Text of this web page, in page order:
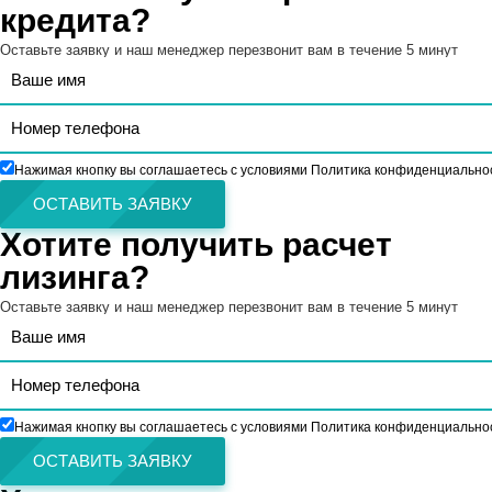
кредита?
Оставьте заявку и наш менеджер перезвонит вам в течение 5 минут
Нажимая кнопку вы соглашаетесь с условиями Политика
ОСТАВИТЬ ЗАЯВКУ
Хотите получить расчет
лизинга?
Оставьте заявку и наш менеджер перезвонит вам в течение 5 минут
Нажимая кнопку вы соглашаетесь с условиями Политика
ОСТАВИТЬ ЗАЯВКУ